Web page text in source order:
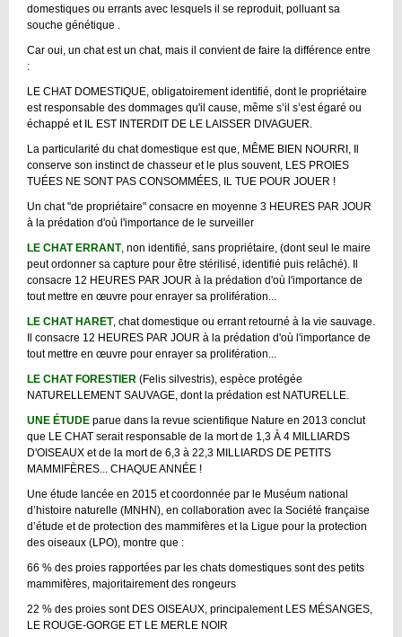
domestiques ou errants avec lesquels il se reproduit, polluant sa
souche génétique .
Car oui, un chat est un chat, mais il convient de faire la différence entre
:
LE CHAT DOMESTIQUE, obligatoirement identifié, dont le propriétaire
est responsable des dommages qu'il cause, même s’il s’est égaré ou
échappé et IL EST INTERDIT DE LE LAISSER DIVAGUER.
La particularité du chat domestique est que, MÊME BIEN NOURRI, Il
conserve son instinct de chasseur et le plus souvent, LES PROIES
TUÉES NE SONT PAS CONSOMMÉES, IL TUE POUR JOUER !
Un chat "de propriétaire" consacre en moyenne 3 HEURES PAR JOUR
à la prédation d'où l'importance de le surveiller
LE CHAT ERRANT, non identifié, sans propriétaire, (dont seul le maire
peut ordonner sa capture pour être stérilisé, identifié puis relâché). Il
consacre 12 HEURES PAR JOUR à la prédation d'où l'importance de
tout mettre en œuvre pour enrayer sa prolifération...
LE CHAT HARET, chat domestique ou errant retourné à la vie sauvage.
Il consacre 12 HEURES PAR JOUR à la prédation d'où l'importance de
tout mettre en œuvre pour enrayer sa prolifération...
LE CHAT FORESTIER (Felis silvestris), espèce protégée
NATURELLEMENT SAUVAGE, dont la prédation est NATURELLE.
UNE ÉTUDE parue dans la revue scientifique Nature en 2013 conclut
que LE CHAT serait responsable de la mort de 1,3 À 4 MILLIARDS
D'OISEAUX et de la mort de 6,3 à 22,3 MILLIARDS DE PETITS
MAMMIFÈRES... CHAQUE ANNÉE !
Une étude lancée en 2015 et coordonnée par le Muséum national
d’histoire naturelle (MNHN), en collaboration avec la Société française
d’étude et de protection des mammifères et la Ligue pour la protection
des oiseaux (LPO), montre que :
66 % des proies rapportées par les chats domestiques sont des petits
mammifères, majoritairement des rongeurs
22 % des proies sont DES OISEAUX, principalement LES MÉSANGES,
LE ROUGE-GORGE ET LE MERLE NOIR